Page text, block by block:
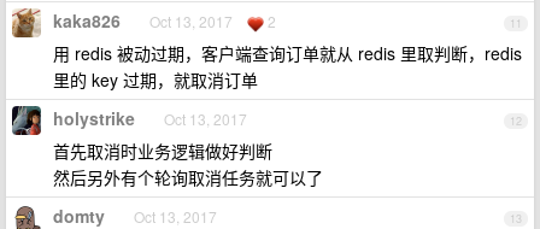
11
kaka826 Oct 13, 2017 2
用 redis 被动过期，客户端查询订单就从 redis 里取判断，redis
里的 key 过期，就取消订单
12
holystrike Oct 13, 2017
首先取消时业务逻辑做好判断
然后另外有个轮询取消任务就可以了
13
domty Oct 13, 2017